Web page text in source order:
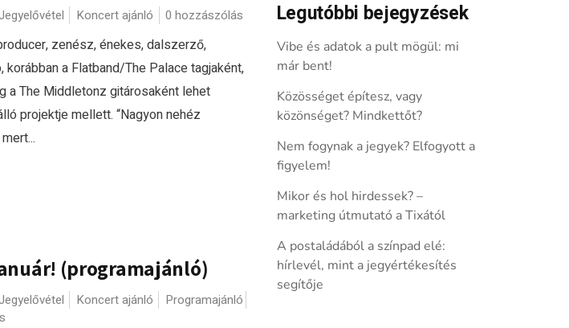
Koncert ajánló 0 hozzászólás
zenész, énekes, dalszerző,
a Flatband/The Palace tagjaként,
a The Middletonz gitárosaként lehet
projektje mellett. “Nagyon nehéz
(programajánló)
Koncert ajánló
Programajánló
Legutóbbi bejegyzések
Vibe és adatok a pult mögül: mi
már bent!
Közösséget építesz, vagy
közönséget? Mindkettőt?
Nem fogynak a jegyek? Elfogyott a
figyelem!
Mikor és hol hirdessek? –
marketing útmutató a Tixától
A postaládából a színpad elé:
hírlevél, mint a jegyértékesítés
segítője